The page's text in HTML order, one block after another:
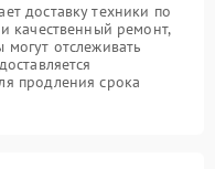
доставку техники по
качественный ремонт,
отслеживать
продления срока